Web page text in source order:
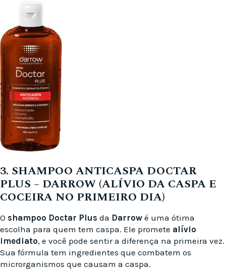
3. SHAMPOO ANTICASPA DOCTAR
PLUS – DARROW (ALÍVIO DA CASPA E
COCEIRA NO PRIMEIRO DIA)
O shampoo Doctar Plus da Darrow é uma ótima
escolha para quem tem caspa. Ele promete alívio
imediato, e você pode sentir a diferença na primeira vez.
Sua fórmula tem ingredientes que combatem os
microrganismos que causam a caspa.